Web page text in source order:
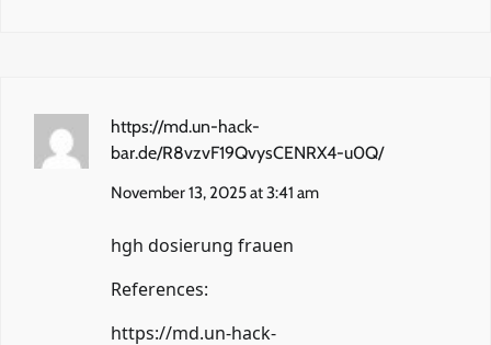
https://md.un-hack-
bar.de/R8vzvF19QvysCENRX4-u0Q/
November 13, 2025 at 3:41 am
hgh dosierung frauen
References:
https://md.un-hack-